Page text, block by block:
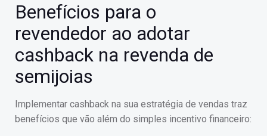
Benefícios para o
revendedor ao adotar
cashback na revenda de
semijoias
Implementar cashback na sua estratégia de vendas traz
benefícios que vão além do simples incentivo financeiro: